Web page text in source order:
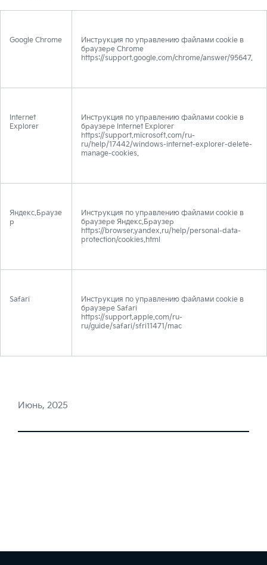
Google Chrome
Инструкция по управлению файлами cookie в
браузере Chrome
https://support.google.com/chrome/answer/95647.
Internet
Explorer
Инструкция по управлению файлами cookie в
браузере Internet Explorer
https://support.microsoft.com/ru-
ru/help/17442/windows-internet-explorer-delete-
manage-cookies.
Яндекс.Браузе
р
Инструкция по управлению файлами cookie в
браузере Яндекс.Браузер
https://browser.yandex.ru/help/personal-data-
protection/cookies.html
Safari
Инструкция по управлению файлами cookie в
браузере Safari
https://support.apple.com/ru-
ru/guide/safari/sfri11471/mac
Июнь, 2025